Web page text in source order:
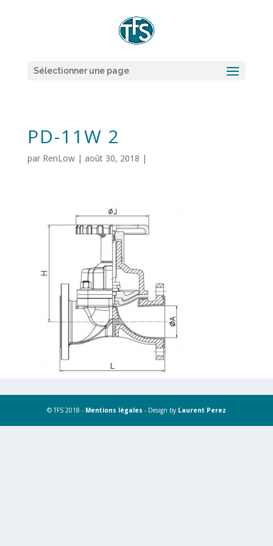
Sélectionner une page
PD-11W 2
par RenLow| août 30, 2018 |
© TFS 2018 - Mentions légales - Design by Laurent Perez